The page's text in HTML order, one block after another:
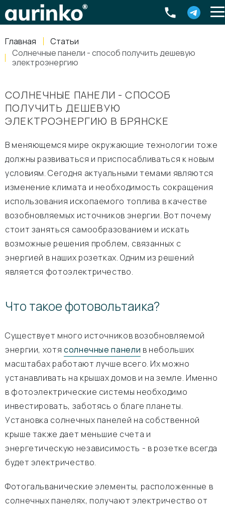
Главная
Статьи
Солнечные панели - способ получить дешевую
электроэнергию
СОЛНЕЧНЫЕ ПАНЕЛИ - СПОСОБ
ПОЛУЧИТЬ ДЕШЕВУЮ
ЭЛЕКТРОЭНЕРГИЮ В БРЯНСКЕ
В меняющемся мире окружающие технологии тоже
должны развиваться и приспосабливаться к новым
условиям. Сегодня актуальными темами являются
изменение климата и необходимость сокращения
использования ископаемого топлива в качестве
возобновляемых источников энергии. Вот почему
стоит заняться самообразованием и искать
возможные решения проблем, связанных с
энергией в наших розетках. Одним из решений
является фотоэлектричество.
Что такое фотовольтаика?
Существует много источников возобновляемой
энергии, хотя солнечные панели в небольших
масштабах работают лучше всего. Их можно
устанавливать на крышах домов и на земле. Именно
в фотоэлектрические системы необходимо
инвестировать, заботясь о благе планеты.
Установка солнечных панелей на собственной
крыше также дает меньшие счета и
энергетическую независимость - в розетке всегда
будет электричество.
Фотогальванические элементы, расположенные в
солнечных панелях, получают электричество от
Россия, Свердловская область Екатеринбург ,
8-800-770-79-40